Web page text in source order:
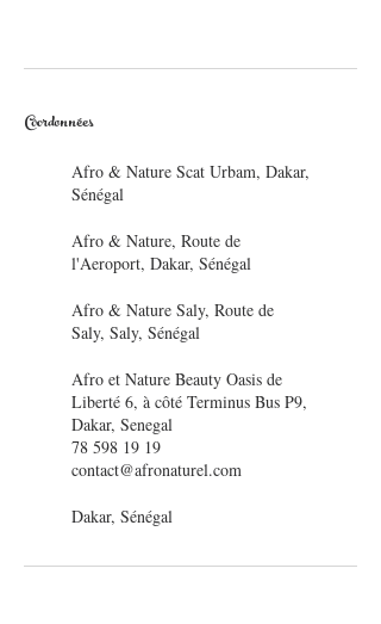
Coordonnées
Afro & Nature Scat Urbam, Dakar,
Sénégal
Afro & Nature, Route de
l'Aeroport, Dakar, Sénégal
Afro & Nature Saly, Route de
Saly, Saly, Sénégal
Afro et Nature Beauty Oasis de
Liberté 6, à côté Terminus Bus P9,
Dakar, Senegal
78 598 19 19
contact@afronaturel.com
Dakar, Sénégal